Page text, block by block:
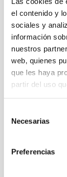
el contenido y
sociales y
información
nuestros
web, quienes
que les haya
partir del uso
Necesarias
Preferencias
Julio 2025
(1)
Abril 2025 (1)
Marzo 2025 (2)
Febrero 2025
Octubre 2024
Septiembre
Agosto 2024 (3)
Mayo 2024
Febrero 2023